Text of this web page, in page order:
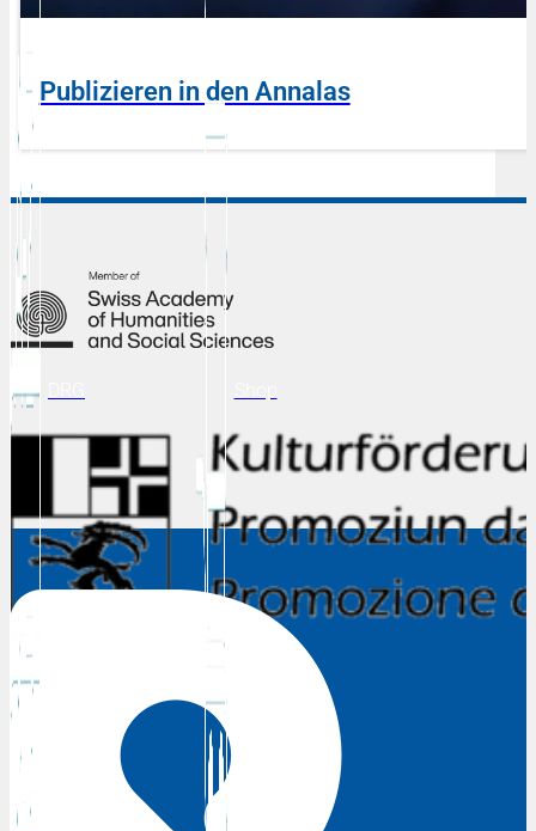
Publizieren in den Annalas